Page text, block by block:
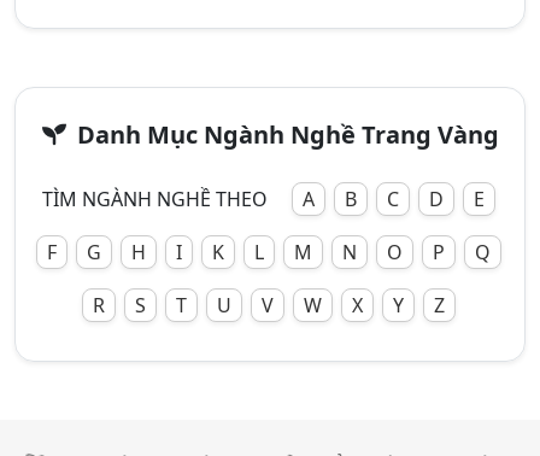
Danh Mục Ngành Nghề Trang Vàng
TÌM NGÀNH NGHỀ THEO A B C D
E
F
G H I K L M N O P
Q
R
S T U V W X Y Z